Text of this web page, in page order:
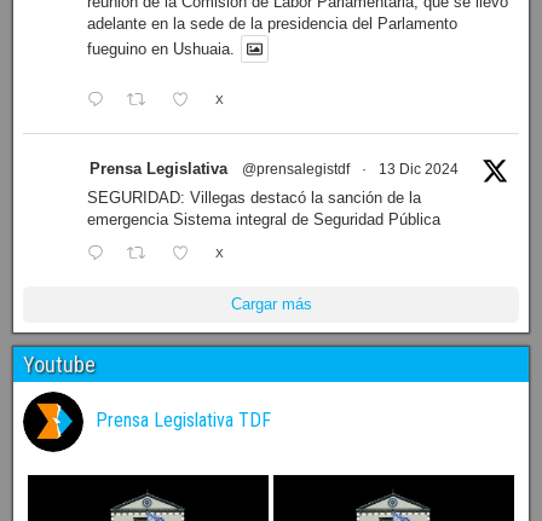
adelante en la sede de la presidencia del Parlamento
fueguino en Ushuaia.
X
Prensa Legislativa @prensalegistdf · 13 Dic 2024
SEGURIDAD: Villegas destacó la sanción de la
emergencia Sistema integral de Seguridad Pública
X
Cargar más
Youtube
Prensa Legislativa TDF